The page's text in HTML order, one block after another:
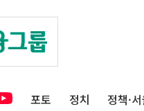
포토 정치 정책·